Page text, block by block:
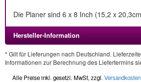
Die Planer sind 6 x 8 Inch (15,2 x
Hersteller-Information
* Gilt für Lieferungen nach Deutschland.
Informationen zur Berechnung des Liefertermins
Alle Preise inkl. gesetzl. MwSt, zzgl. Versandkosten